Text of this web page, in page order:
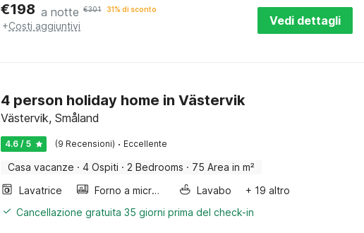
€198 a notte €301 31% di sconto
+Costi aggiuntivi Vedi dettagli
4 person holiday home in Västervik
Västervik, Småland
4.6 / 5 (9 Recensioni) · Eccellente
Casa vacanze · 4 Ospiti · 2 Bedrooms · 75 Area in m²
Lavatrice
Forno a microonde combinato Lavabo
+ 19 altro
Cancellazione gratuita 35 giorni prima del check-in